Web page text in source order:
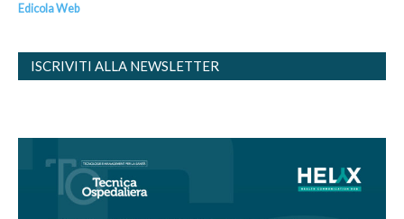
Edicola Web
ISCRIVITI ALLA NEWSLETTER